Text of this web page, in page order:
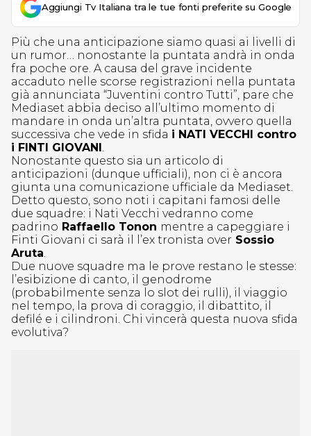
Aggiungi Tv Italiana tra le tue fonti preferite su Google
Più che una anticipazione siamo quasi ai livelli di
un rumor… nonostante la puntata andrà in onda
fra poche ore. A causa del grave incidente
accaduto nelle scorse registrazioni nella puntata
già annunciata “Juventini contro Tutti”, pare che
Mediaset abbia deciso all’ultimo momento di
mandare in onda un’altra puntata, ovvero quella
successiva che vede in sfida i NATI VECCHI contro
i FINTI GIOVANI.
Nonostante questo sia un articolo di
anticipazioni (dunque ufficiali), non ci è ancora
giunta una comunicazione ufficiale da Mediaset.
Detto questo, sono noti i capitani famosi delle
due squadre: i Nati Vecchi vedranno come
padrino Raffaello Tonon mentre a capeggiare i
Finti Giovani ci sarà il l’ex tronista over Sossio
Aruta.
Due nuove squadre ma le prove restano le stesse:
l’esibizione di canto, il genodrome
(probabilmente senza lo slot dei rulli), il viaggio
nel tempo, la prova di coraggio, il dibattito, il
defilé e i cilindroni. Chi vincerà questa nuova sfida
evolutiva?